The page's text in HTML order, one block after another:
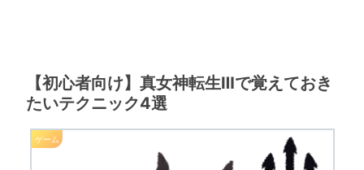
【初心者向け】真女神転生Ⅲで覚えておき
たいテクニック4選
ゲーム